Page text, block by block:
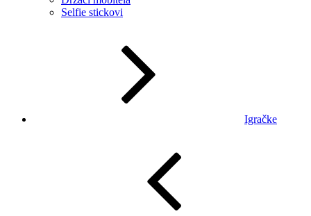
Selfie stickovi
Igračke